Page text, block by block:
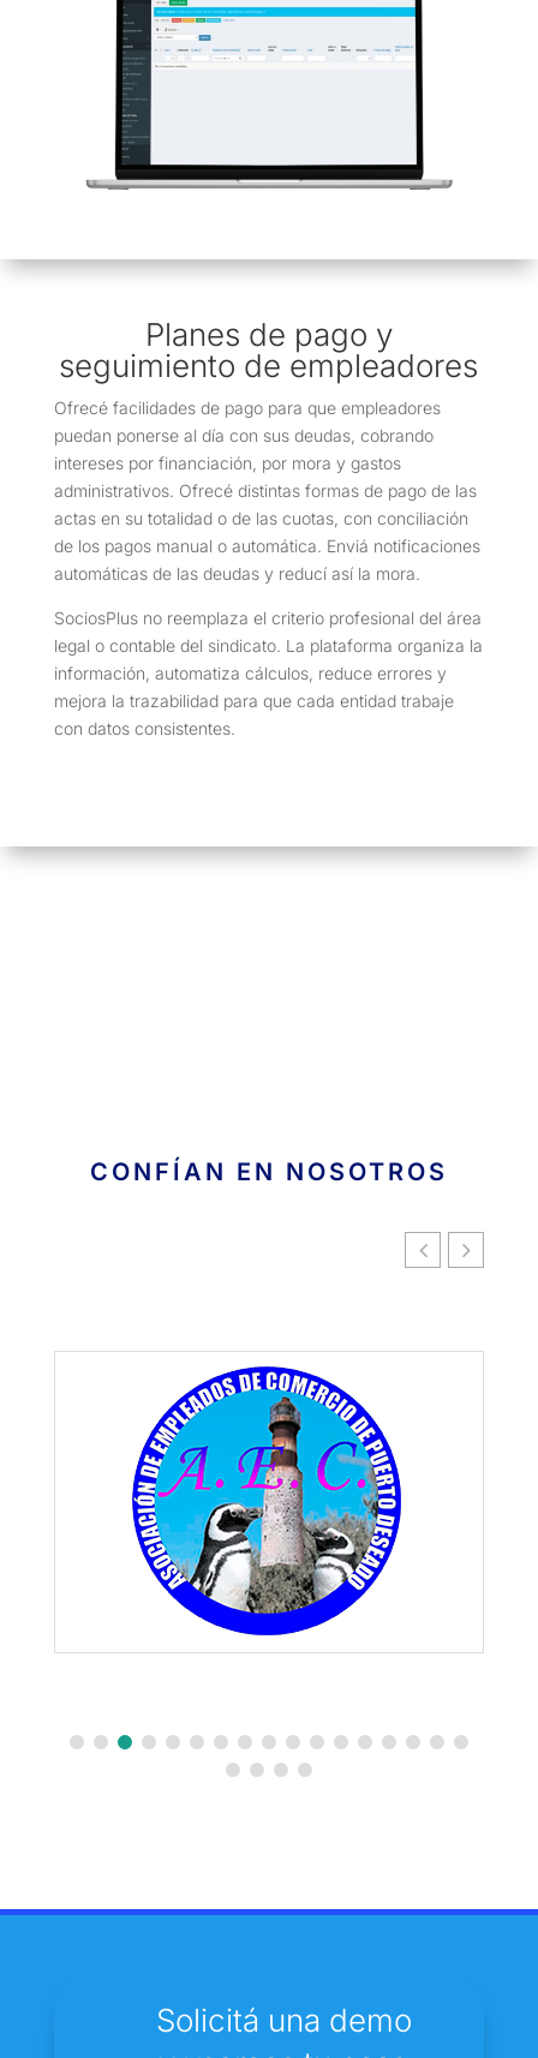
Planes de pago y
seguimiento de empleadores
Ofrecé facilidades de pago para que empleadores
puedan ponerse al día con sus deudas, cobrando
intereses por financiación, por mora y gastos
administrativos. Ofrecé distintas formas de pago de las
actas en su totalidad o de las cuotas, con conciliación
de los pagos manual o automática. Enviá notificaciones
automáticas de las deudas y reducí así la mora.
SociosPlus no reemplaza el criterio profesional del área
legal o contable del sindicato. La plataforma organiza la
información, automatiza cálculos, reduce errores y
mejora la trazabilidad para que cada entidad trabaje
con datos consistentes.
CONFÍAN EN NOSOTROS
Solicitá una demo